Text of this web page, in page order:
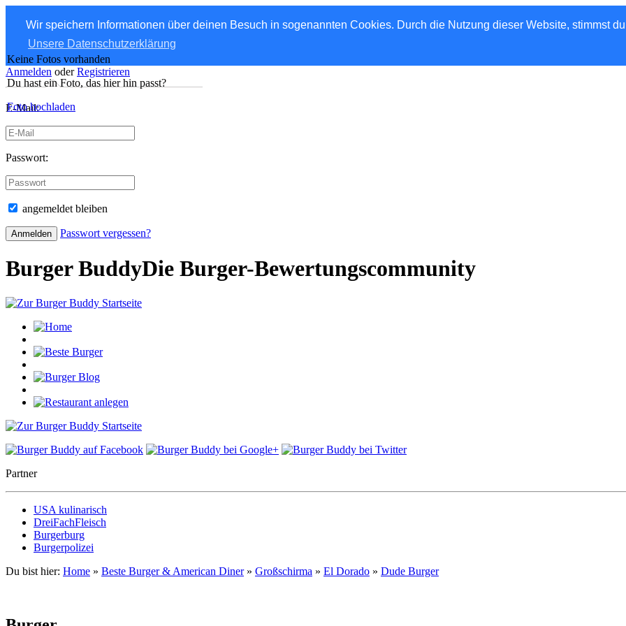
Wir speichern Informationen über deinen Besuch in sogenannten Cookies. Durch die Nutzung dieser Website, stimmst
Unsere Datenschutzerklärung
Anmelden oder Registrieren
E-Mail:
Passwort:
angemeldet bleiben
Passwort vergessen?
Burger BuddyDie Burger-Bewertungscommunity
Partner
USA kulinarisch
DreiFachFleisch
Burgerburg
Burgerpolizei
Du bist hier: Home » Beste Burger & American Diner» Großschirma » El Dorado » Dude Burger
Keine Fotos vorhanden
Du hast ein Foto, das hier hin passt?
Foto hochladen